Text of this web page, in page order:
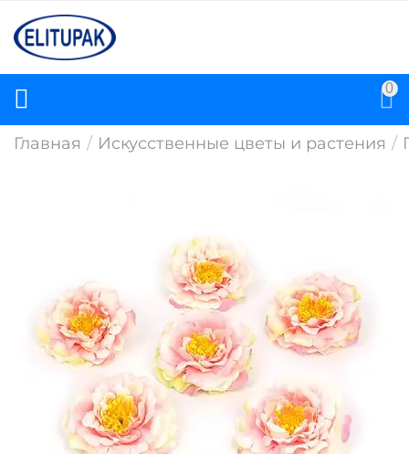
0
Главная / Искусственные цветы и растения /